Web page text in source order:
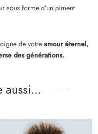
sous forme d’un piment
de votreamour éternel,
des générations.
aussi…